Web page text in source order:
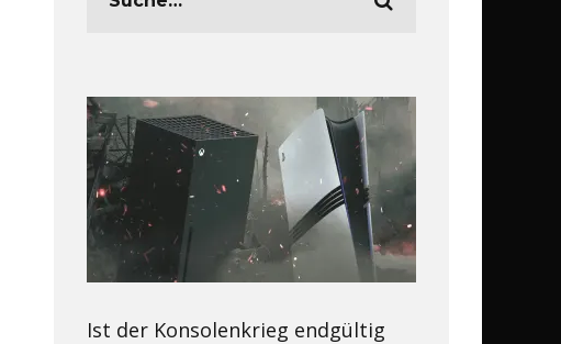
Ist der Konsolenkrieg endgültig